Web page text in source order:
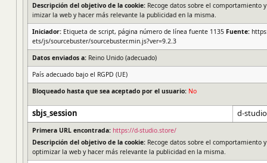
Descripción del objetivo de la cookie: Recoge datos sobre el comportamiento
imizar la web y hacer más relevante la publicidad en la misma.
Iniciador: Etiqueta de script, página número de línea fuente 1135 Fuente:
ets/js/sourcebuster/sourcebuster.min.js?ver=9.2.3
Datos enviados a: Reino Unido (adecuado)
País adecuado bajo el RGPD (UE)
Bloqueado hasta que sea aceptado por el usuario: No
sbjs_session d-
Primera URL encontrada: https://d-studio.store/
Descripción del objetivo de la cookie: Recoge datos sobre el comportamiento
optimizar la web y hacer más relevante la publicidad en la misma.